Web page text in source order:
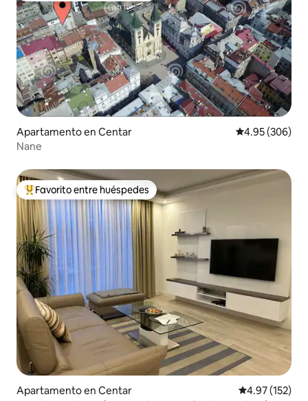
Apartamento en Centar Calificación
4.95 (306)
Nane
Favorito entre huéspedes preferido
Favorito entre huéspedes
Apartamento en Centar Calificación
4.97 (152)